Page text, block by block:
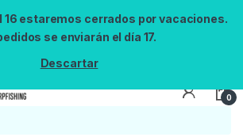
16 estaremos cerrados por vacaciones.
se enviarán el día 17.
Descartar
0